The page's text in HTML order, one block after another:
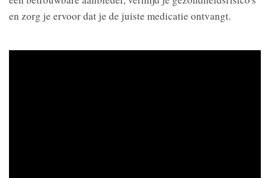
en zorg je ervoor dat je de juiste medicatie ontvangt.